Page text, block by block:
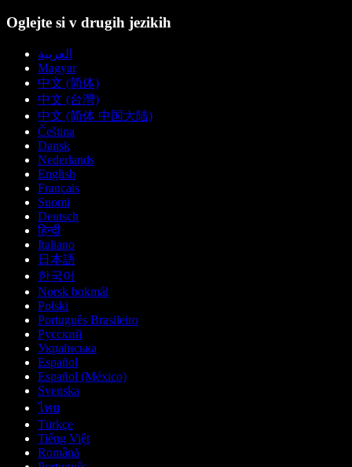
Oglejte si v drugih jezikih
العربية
Magyar
中文 (简体)
中文 (台灣)
中文 (简体 中国大陆)
Čeština
Dansk
Nederlands
English
Français
Suomi
Deutsch
हिन्दी
Italiano
日本語
한국어
Norsk bokmål
Polski
Português Brasileiro
Русский
Українська
Español
Español (México)
Svenska
ไทย
Türkçe
Tiếng Việt
Română